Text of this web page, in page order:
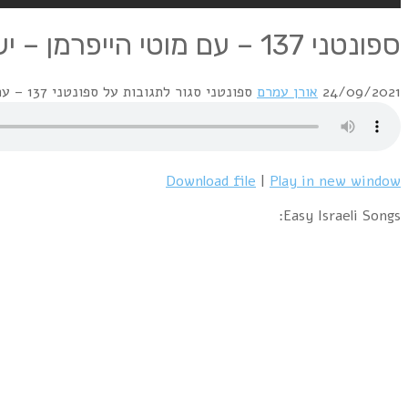
ספונטני 137 – עם מוטי הייפרמן – ישראלי רגוע – Easy Israeli Songs
24/09/2021 אורן עמרם ספונטני סגור לתגובות על ספונטני 137 – עם מוטי הייפרמן – ישראלי רגוע – Easy Israeli Songs
Download file | Play in new window
Easy Israeli Songs: